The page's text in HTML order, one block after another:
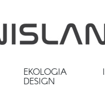
EKOLOGIA I
DESIGN